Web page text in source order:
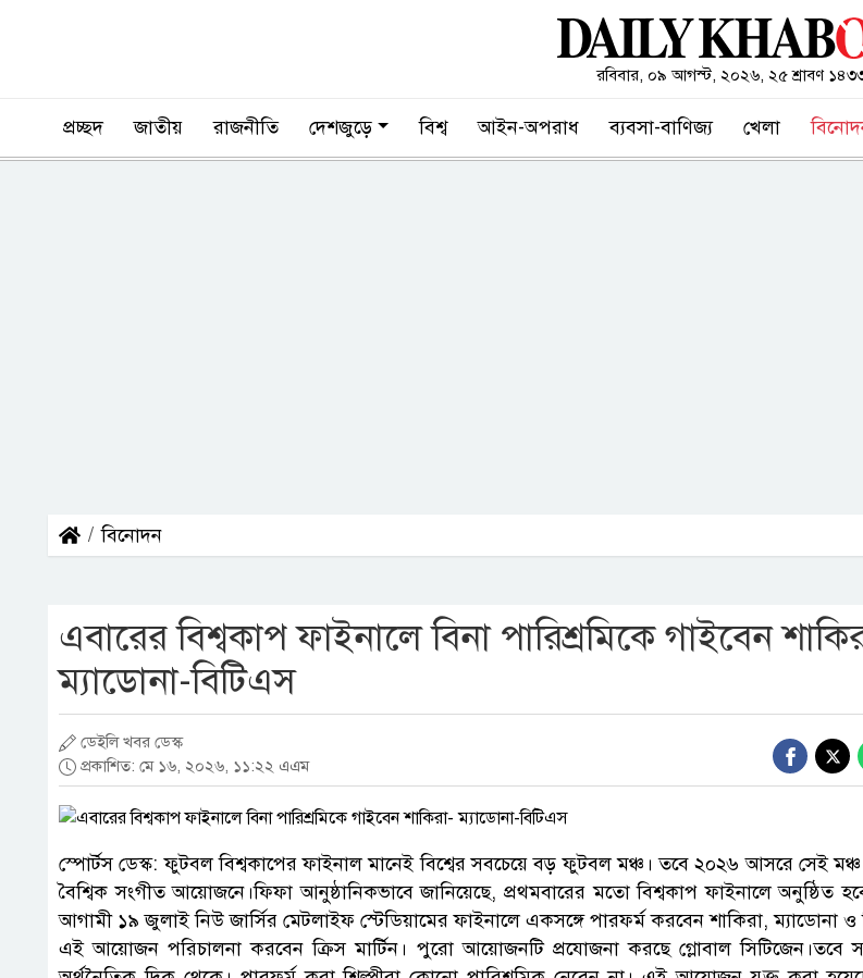
রবিবার, ০৯ আগস্ট, ২০২৬, ২৫ শ্রাবণ
প্রচ্ছদ জাতীয় রাজনীতি দেশজুড়ে বিশ্ব আইন-অপরাধ ব্যবসা-বাণিজ্য খেলা
বিনোদন
এবারের বিশ্বকাপ ফাইনালে বিনা পারিশ্রমিকে গাইবেন
ম্যাডোনা-বিটিএস
ডেইলি খবর ডেস্ক
প্রকাশিত: মে ১৬, ২০২৬, ১১:২২ এএম
স্পোর্টস ডেস্ক: ফুটবল বিশ্বকাপের ফাইনাল মানেই বিশ্বের সবচেয়ে বড় ফুটবল মঞ্চ। তবে ২০২৬ আসরে সেই
বৈশ্বিক সংগীত আয়োজনে।ফিফা আনুষ্ঠানিকভাবে জানিয়েছে, প্রথমবারের মতো বিশ্বকাপ ফাইনালে অনুষ্ঠিত
আগামী ১৯ জুলাই নিউ জার্সির মেটলাইফ স্টেডিয়ামের ফাইনালে একসঙ্গে পারফর্ম করবেন শাকিরা, ম্যাডোনা ও
এই আয়োজন পরিচালনা করবেন ক্রিস মার্টিন। পুরো আয়োজনটি প্রযোজনা করছে গ্লোবাল সিটিজেন।তবে